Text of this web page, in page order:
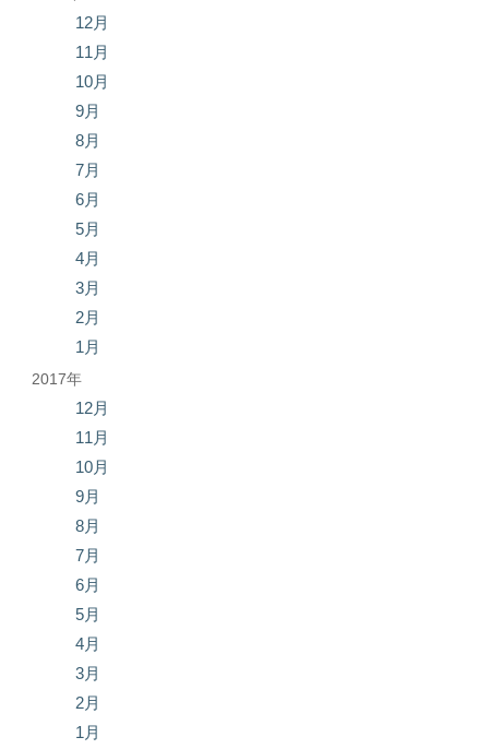
12月
11月
10月
9月
8月
7月
6月
5月
4月
3月
2月
1月
2017年
12月
11月
10月
9月
8月
7月
6月
5月
4月
3月
2月
1月